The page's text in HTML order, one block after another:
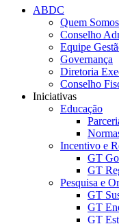
ABDC
Quem
Conselho
Equipe
Governança
Diretoria
Conselho
Iniciativas
Educação
Incentivo e
GT
GT
Pesquisa e
GT
GT
GT